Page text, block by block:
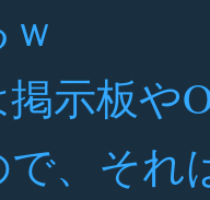
示板や
、それ